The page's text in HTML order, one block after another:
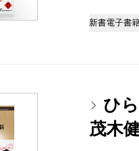
新書電子書
ひ
茂木